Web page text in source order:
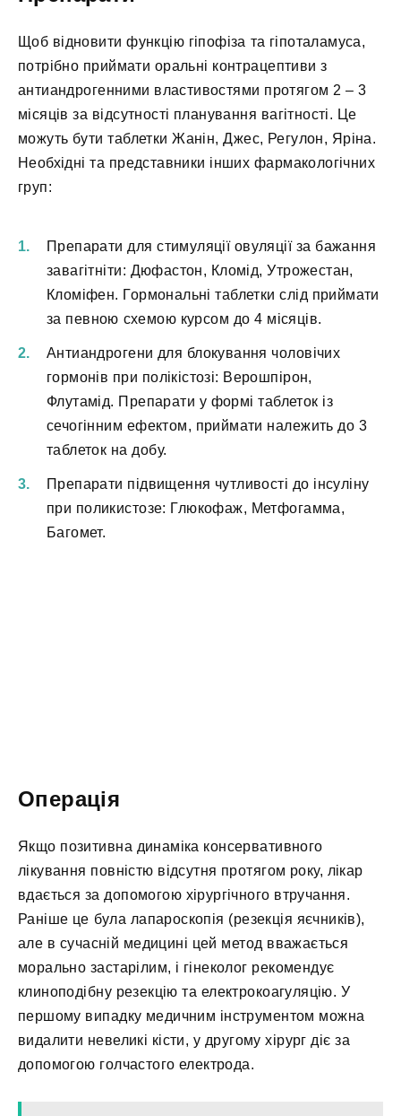
Щоб відновити функцію гіпофіза та гіпоталамуса,
потрібно приймати оральні контрацептиви з
антиандрогенними властивостями протягом 2 – 3
місяців за відсутності планування вагітності. Це
можуть бути таблетки Жанін, Джес, Регулон, Яріна.
Необхідні та представники інших фармакологічних
груп:
Препарати для стимуляції овуляції за бажання
завагітніти: Дюфастон, Кломід, Утрожестан,
Кломіфен. Гормональні таблетки слід приймати
за певною схемою курсом до 4 місяців.
Антиандрогени для блокування чоловічих
гормонів при полікістозі: Верошпірон,
Флутамід. Препарати у формі таблеток із
сечогінним ефектом, приймати належить до 3
таблеток на добу.
Препарати підвищення чутливості до інсуліну
при поликистозе: Глюкофаж, Метфогамма,
Багомет.
Операція
Якщо позитивна динаміка консервативного
лікування повністю відсутня протягом року, лікар
вдається за допомогою хірургічного втручання.
Раніше це була лапароскопія (резекція яєчників),
але в сучасній медицині цей метод вважається
морально застарілим, і гінеколог рекомендує
клиноподібну резекцію та електрокоагуляцію. У
першому випадку медичним інструментом можна
видалити невеликі кісти, у другому хірург діє за
допомогою голчастого електрода.